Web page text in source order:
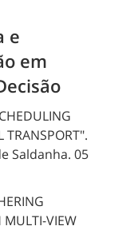
e
em
TRANSPORT".
Saldanha. 05
MULTI-VIEW